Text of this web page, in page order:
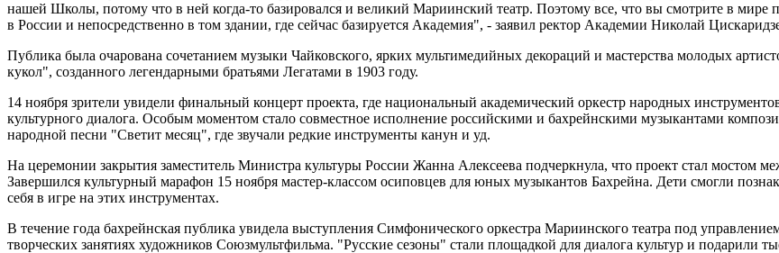
нашей Школы, потому что в ней когда-то базировался и великий Мариинский театр. Поэтому все, что вы смотрите в мире
в России и непосредственно в том здании, где сейчас базируется Академия", - заявил ректор Академии Николай
Публика была очарована сочетанием музыки Чайковского, ярких мультимедийных декораций и мастерства молодых
кукол", созданного легендарными братьями Легатами в 1903 году.
14 ноября зрители увидели финальный концерт проекта, где национальный академический оркестр народных
культурного диалога. Особым моментом стало совместное исполнение российскими и бахрейнскими музыкантами
народной песни "Светит месяц", где звучали редкие инструменты канун и уд.
На церемонии закрытия заместитель Министра культуры России Жанна Алексеева подчеркнула, что проект стал мостом
Завершился культурный марафон 15 ноября мастер-классом осиповцев для юных музыкантов Бахрейна. Дети смогли
себя в игре на этих инструментах.
В течение года бахрейнская публика увидела выступления Симфонического оркестра Мариинского театра под
творческих занятиях художников Союзмультфильма. "Русские сезоны" стали площадкой для диалога культур и подарили